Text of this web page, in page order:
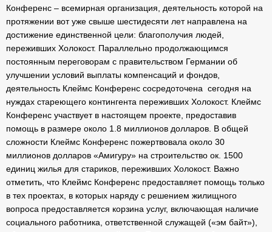
Конференс – всемирная организация, деятельность которой на
протяжении вот уже свыше шестидесяти лет направлена на
достижение единственной цели: благополучия людей,
переживших Холокост. Параллельно продолжающимся
постоянным переговорам с правительством Германии об
улучшении условий выплаты компенсаций и фондов,
деятельность Клеймс Конференс сосредоточена сегодня на
нуждах стареющего контингента переживших Холокост. Клеймс
Конференс участвует в настоящем проекте, предоставив
помощь в размере около 1.8 миллионов долларов. В общей
сложности Клеймс Конференс пожертвовала около 30
миллионов долларов «Амигуру» на строительство ок. 1500
единиц жилья для стариков, переживших Холокост. Важно
отметить, что Клеймс Конференс предоставляет помощь только
в тех проектах, в которых наряду с решением жилищного
вопроса предоставляется корзина услуг, включающая наличие
социального работника, ответственной служащей («эм байт»),